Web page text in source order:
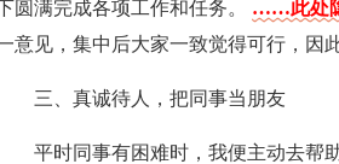
圆满完成各项工作和任务。 ……此处
意见，集中后大家一致觉得可行，因
三、真诚待人，把同事当朋友
平时同事有困难时，我便主动去帮